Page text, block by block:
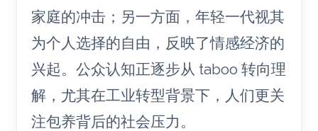
家庭的冲击；另一方面，年轻一代视其
为个人选择的自由，反映了情感经济的
兴起。公众认知正逐步从 taboo 转向理
解，尤其在工业转型背景下，人们更关
注包养背后的社会压力。